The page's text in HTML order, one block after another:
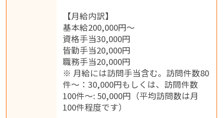
【月給内訳】
基本給200,000円～
資格手当30,000円
皆勤手当20,000円
職務手当20,000円
※ 月給には訪問手当含む。訪問件数80
件～：30,000円もしくは、訪問件数
100件～: 50,000円（平均訪問数は月
100件程度です）